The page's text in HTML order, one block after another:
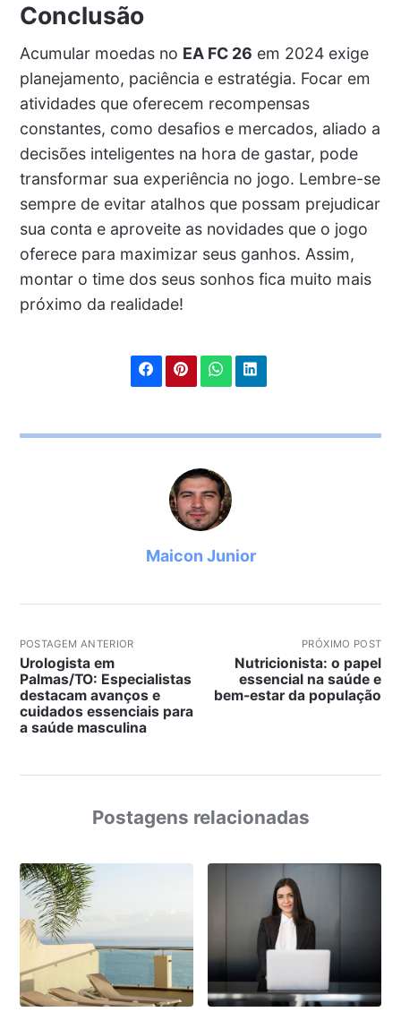
Conclusão
Acumular moedas no EA FC 26 em 2024 exige
planejamento, paciência e estratégia. Focar em
atividades que oferecem recompensas
constantes, como desafios e mercados, aliado a
decisões inteligentes na hora de gastar, pode
transformar sua experiência no jogo. Lembre-se
sempre de evitar atalhos que possam prejudicar
sua conta e aproveite as novidades que o jogo
oferece para maximizar seus ganhos. Assim,
montar o time dos seus sonhos fica muito mais
próximo da realidade!
Maicon Junior
POSTAGEM ANTERIOR
Urologista em
Palmas/TO: Especialistas
destacam avanços e
cuidados essenciais para
a saúde masculina
PRÓXIMO POST
Nutricionista: o papel
essencial na saúde e
bem-estar da população
Postagens relacionadas